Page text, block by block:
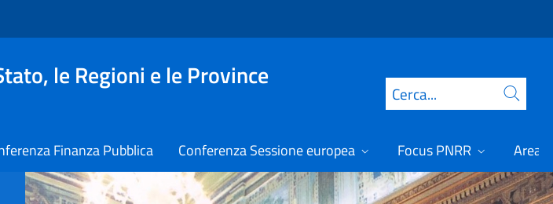
le Regioni e le Province
Cerca
Finanza Pubblica Conferenza Sessione europea Focus PNRR Area